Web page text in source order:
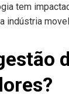
tem
indústria